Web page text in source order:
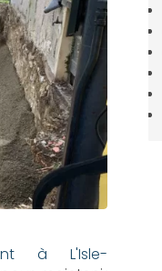
à L'Isle-